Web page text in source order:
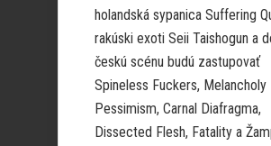
holandská sypanica Suffering
rakúski exoti Seii Taishogun a
českú scénu budú zastupovať
Spineless Fuckers, Melancholy
Pessimism, Carnal Diafragma,
Dissected Flesh, Fatality a